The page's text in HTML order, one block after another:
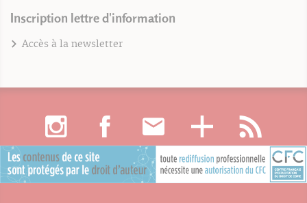
Inscription lettre d'information
Accès à la newsletter